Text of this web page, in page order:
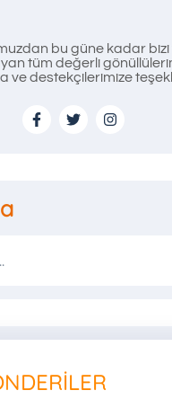
bu güne kadar bizi
tüm değerli
ve destekçilerimize